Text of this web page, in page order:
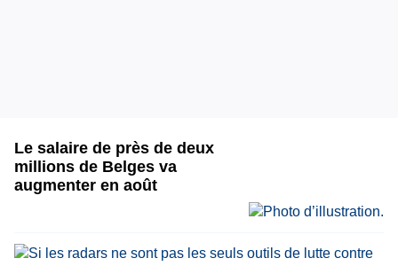
Le salaire de près de deux
millions de Belges va
augmenter en août